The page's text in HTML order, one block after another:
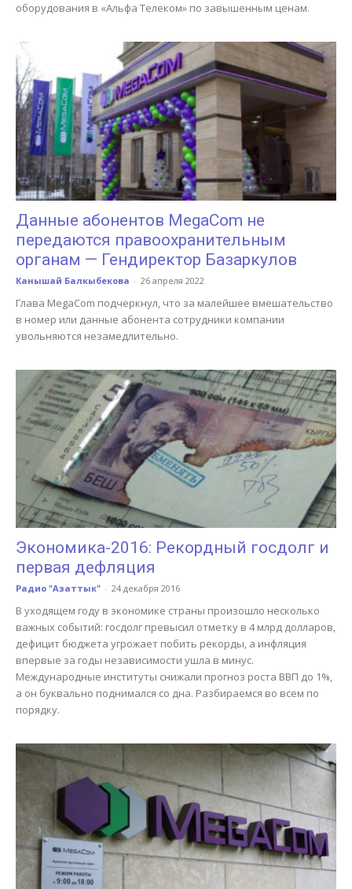
оборудования в «Альфа Телеком» по завышенным ценам.
Данные абонентов MegaCom не
передаются правоохранительным
органам — Гендиректор Базаркулов
Канышай Балкыбекова - 26 апреля 2022
Глава MegaCom подчеркнул, что за малейшее вмешательство
в номер или данные абонента сотрудники компании
увольняются незамедлительно.
Экономика-2016: Рекордный госдолг и
первая дефляция
Радио "Азаттык" - 24 декабря 2016
В уходящем году в экономике страны произошло несколько
важных событий: госдолг превысил отметку в 4 млрд долларов,
дефицит бюджета угрожает побить рекорды, а инфляция
впервые за годы независимости ушла в минус.
Международные институты снижали прогноз роста ВВП до 1%,
а он буквально поднимался со дна. Разбираемся во всем по
порядку.